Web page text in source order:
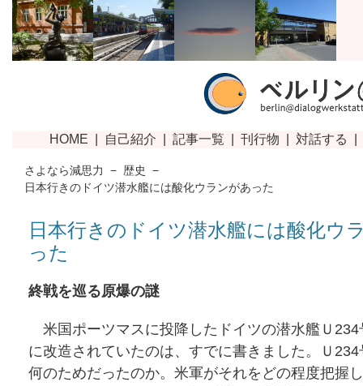
さよなら減思力 − 歴史
−
日本行きのドイツ潜水艦には酸化ウランがあった
日本行きのドイツ潜水艦には酸化ウ
った
終戦を巡る原爆の謎
米国ポーツマスに投降したドイツの潜水艦Ｕ234
に改造されていたのは、すでに書きました。Ｕ
何のためだったのか。米軍がそれをどの程度把握